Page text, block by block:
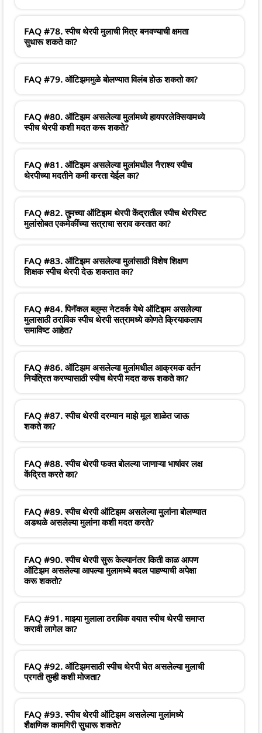
FAQ #78. स्पीच थेरपी मुलाची मित्र बनवण्याची क्षमता
सुधारू शकते का?
FAQ #79. ऑटिझममुळे बोलण्यात विलंब होऊ शकतो का?
FAQ #80. ऑटिझम असलेल्या मुलांमध्ये हायपरलेक्सियामध्ये
स्पीच थेरपी कशी मदत करू शकते?
FAQ #81. ऑटिझम असलेल्या मुलांमधील नैराश्य स्पीच
थेरपीच्या मदतीने कमी करता येईल का?
FAQ #82. तुमच्या ऑटिझम थेरपी केंद्रातील स्पीच थेरपिस्ट
मुलांसोबत एकमेकींच्या सत्राचा सराव करतात का?
FAQ #83. ऑटिझम असलेल्या मुलांसाठी विशेष शिक्षण
शिक्षक स्पीच थेरपी देऊ शकतात का?
FAQ #84. पिनॅकल ब्लूम्स नेटवर्क येथे ऑटिझम असलेल्या
मुलासाठी ठराविक स्पीच थेरपी सत्रामध्ये कोणते क्रियाकलाप
समाविष्ट आहेत?
FAQ #86. ऑटिझम असलेल्या मुलांमधील आक्रमक वर्तन
नियंत्रित करण्यासाठी स्पीच थेरपी मदत करू शकते का?
FAQ #87. स्पीच थेरपी दरम्यान माझे मूल शाळेत जाऊ
शकते का?
FAQ #88. स्पीच थेरपी फक्त बोलल्या जाणाऱ्या भाषांवर लक्ष
केंद्रित करते का?
FAQ #89. स्पीच थेरपी ऑटिझम असलेल्या मुलांना बोलण्यात
अडथळे असलेल्या मुलांना कशी मदत करते?
FAQ #90. स्पीच थेरपी सुरू केल्यानंतर किती काळ आपण
ऑटिझम असलेल्या आपल्या मुलामध्ये बदल पाहण्याची अपेक्षा
करू शकतो?
FAQ #91. माझ्या मुलाला ठराविक वयात स्पीच थेरपी समाप्त
करावी लागेल का?
FAQ #92. ऑटिझमसाठी स्पीच थेरपी घेत असलेल्या मुलाची
प्रगती तुम्ही कशी मोजता?
FAQ #93. स्पीच थेरपी ऑटिझम असलेल्या मुलांमध्ये
शैक्षणिक कामगिरी सुधारू शकते?